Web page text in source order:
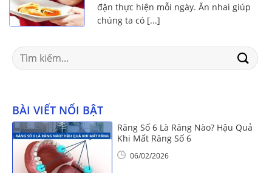
đặn thực hiện mỗi ngày. Ăn nhai giúp
chúng ta có [...]
Search
for:
BÀI VIẾT NỔI BẬT
Răng Số 6 Là Răng Nào? Hậu Quả
Khi Mất Răng Số 6
06/02/2026